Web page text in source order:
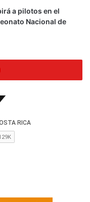
a pilotos en el
Nacional de